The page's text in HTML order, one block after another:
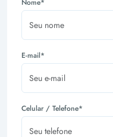
E-mail*
Celular / Telefone*